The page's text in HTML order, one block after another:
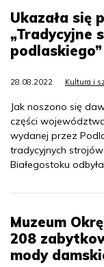
Ukazała się
„Tradycyjne
podlaskiego”
28.08.2022 Kultura i
Jak noszono się
części
wydanej przez
tradycyjnych
Białegostoku
Muzeum
208
mody